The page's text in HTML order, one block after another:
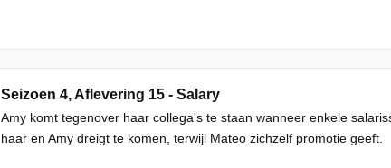
Seizoen 4, Aflevering 15 - Salary
Amy komt tegenover haar collega's te staan wanneer enkele
haar en Amy dreigt te komen, terwijl Mateo zichzelf promotie geeft.